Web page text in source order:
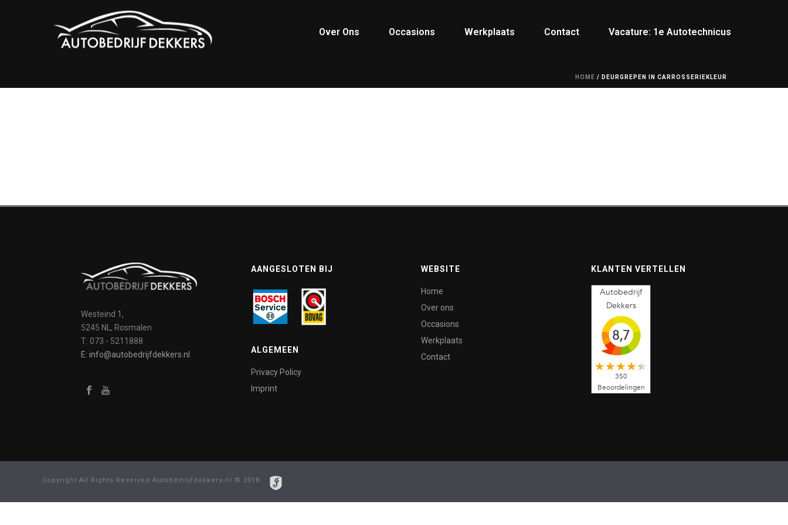
Over Ons Occasions Werkplaats Contact Vacature: 1e Autotechnicus
HOME / DEURGREPEN IN CARROSSERIEKLEUR
Westeind 1,
5245 NL, Rosmalen
T: 073 - 5211888
E: info@autobedrijfdekkers.nl
AANGESLOTEN BIJ
ALGEMEEN
Privacy Policy
Imprint
WEBSITE
Home
Over ons
Occasions
Werkplaats
Contact
KLANTEN VERTELLEN
Autobedrijf
Dekkers
8,7
350
Beoordelingen
Copyright All Rights Reserved Autobedrijfdekkers.nl © 2018